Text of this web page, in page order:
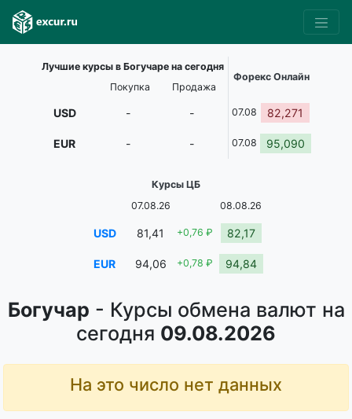
Богучар - Курсы обмена валют на
сегодня 09.08.2026
На это число нет данных
Лучшие курсы в Богучаре на сегодня
Форекс Онлайн
Покупка
Продажа
USD - - 07.08 82,271
EUR - - 07.08 95,090
Курсы ЦБ
07.08.26
08.08.26
USD 81,41 +0,76 ₽ 82,17
EUR 94,06 +0,78 ₽ 94,84